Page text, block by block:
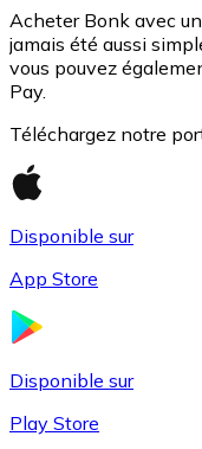
ETH
Acheter Bonk avec
jamais été aussi
vous pouvez
Pay.
Téléchargez notre
Disponible sur
App Store
Disponible sur
Play Store